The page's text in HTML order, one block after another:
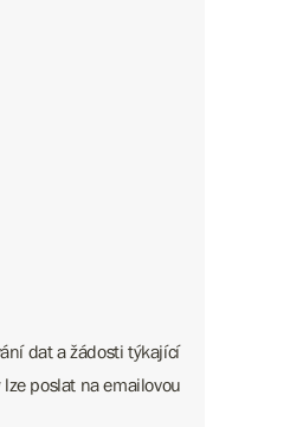
dat a žádosti týkající
poslat na emailovou